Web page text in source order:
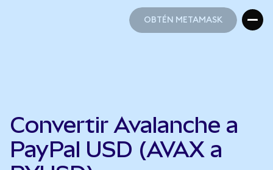
OBTÉN METAMASK
Convertir Avalanche a
PayPal USD (AVAX a